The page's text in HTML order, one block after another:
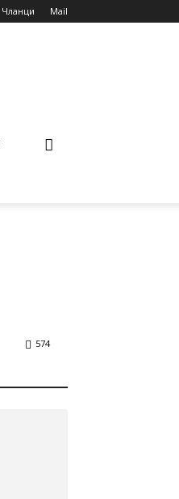
Чланци Mail
574